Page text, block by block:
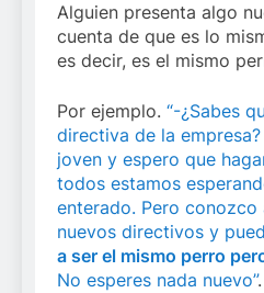
Alguien presenta algo
cuenta de que es lo
es decir, es el mismo
Por ejemplo. “-¿Sabes
directiva de la
joven y espero que
todos estamos
enterado. Pero conozco
nuevos directivos y
a ser el mismo perro
No esperes nada nuevo”.